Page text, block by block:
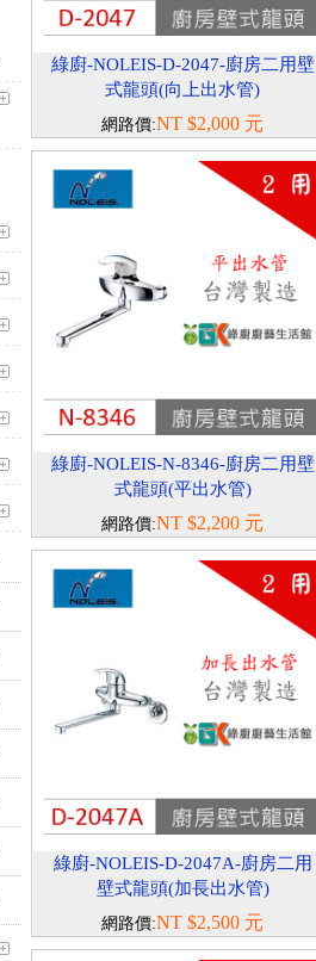
綠廚-NOLEIS-D-2047-廚房二用壁
式龍頭(向上出水管)
網路價:NT $2,000 元
綠廚-NOLEIS-N-8346-廚房二用壁
式龍頭(平出水管)
網路價:NT $2,200 元
綠廚-NOLEIS-D-2047A-廚房二用
壁式龍頭(加長出水管)
網路價:NT $2,500 元